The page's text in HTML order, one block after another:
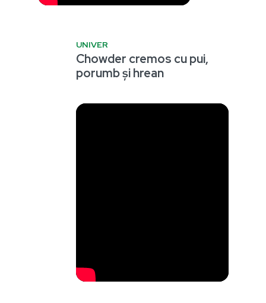
UNIVER
Chowder cremos cu pui,
porumb și hrean